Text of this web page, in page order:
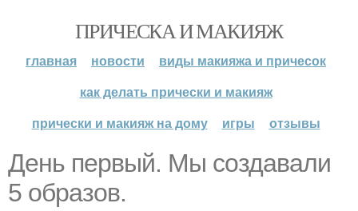
ПРИЧЕСКА И МАКИЯЖ
главная новости
виды макияжа и причесок
как делать прически и макияж
прически и макияж на дому
игры отзывы
День первый. Мы создавали
5 образов.